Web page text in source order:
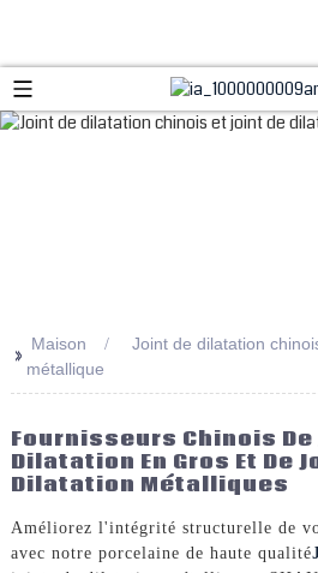
>> Maison
Joint de dilatation
métallique
Fournisseurs Chinois De
Dilatation En Gros Et De
Dilatation Métalliques
Améliorez l'intégrité structurelle de
avec notre porcelaine de haute qualité